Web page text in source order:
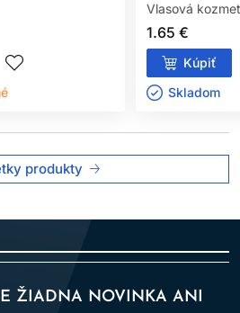
Vlasová
1.65 €
Kúpiť
Skladom ㅤ
produkty
ŽIADNA NOVINKA ANI